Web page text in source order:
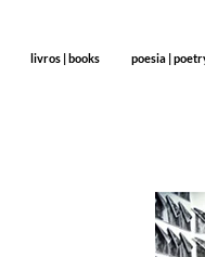
livros | books poesia |